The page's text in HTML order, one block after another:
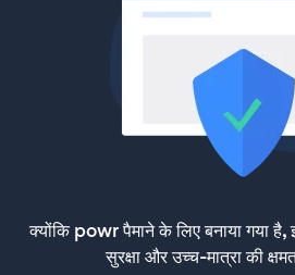
क्योंकि powr पैमाने के लिए बनाया गया है,
सुरक्षा और उच्च-मात्रा की